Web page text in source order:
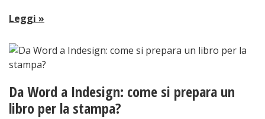
Leggi »
Da Word a Indesign: come si prepara un
libro per la stampa?